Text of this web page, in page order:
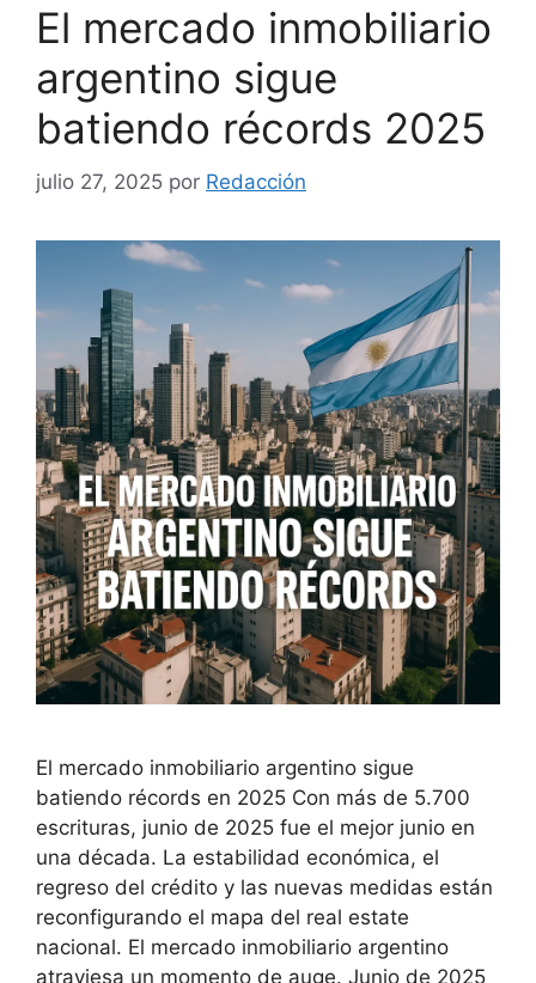
El mercado inmobiliario
argentino sigue
batiendo récords 2025
julio 27, 2025 por Redacción
El mercado inmobiliario argentino sigue
batiendo récords en 2025 Con más de 5.700
escrituras, junio de 2025 fue el mejor junio en
una década. La estabilidad económica, el
regreso del crédito y las nuevas medidas están
reconfigurando el mapa del real estate
nacional. El mercado inmobiliario argentino
atraviesa un momento de auge. Junio de 2025